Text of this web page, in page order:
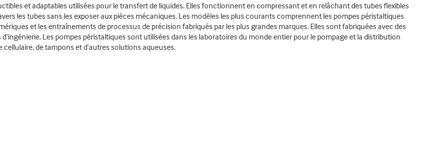
et adaptables utilisées pour le transfert de liquides. Elles fonctionnent en compressant et en relâchant des tubes flexibles
les tubes sans les exposer aux pièces mécaniques. Les modèles les plus courants comprennent les pompes péristaltiques
et les entraînements de processus de précision fabriqués par les plus grandes marques. Elles sont fabriquées avec des
Les pompes péristaltiques sont utilisées dans les laboratoires du monde entier pour le pompage et la distribution
de tampons et d’autres solutions aqueuses.